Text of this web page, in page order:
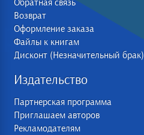
Обратная связь
Возврат
Оформление заказа
Файлы к книгам
Дисконт (Незначительный брак)
Издательство
Партнерская программа
Приглашаем авторов
Рекламодателям